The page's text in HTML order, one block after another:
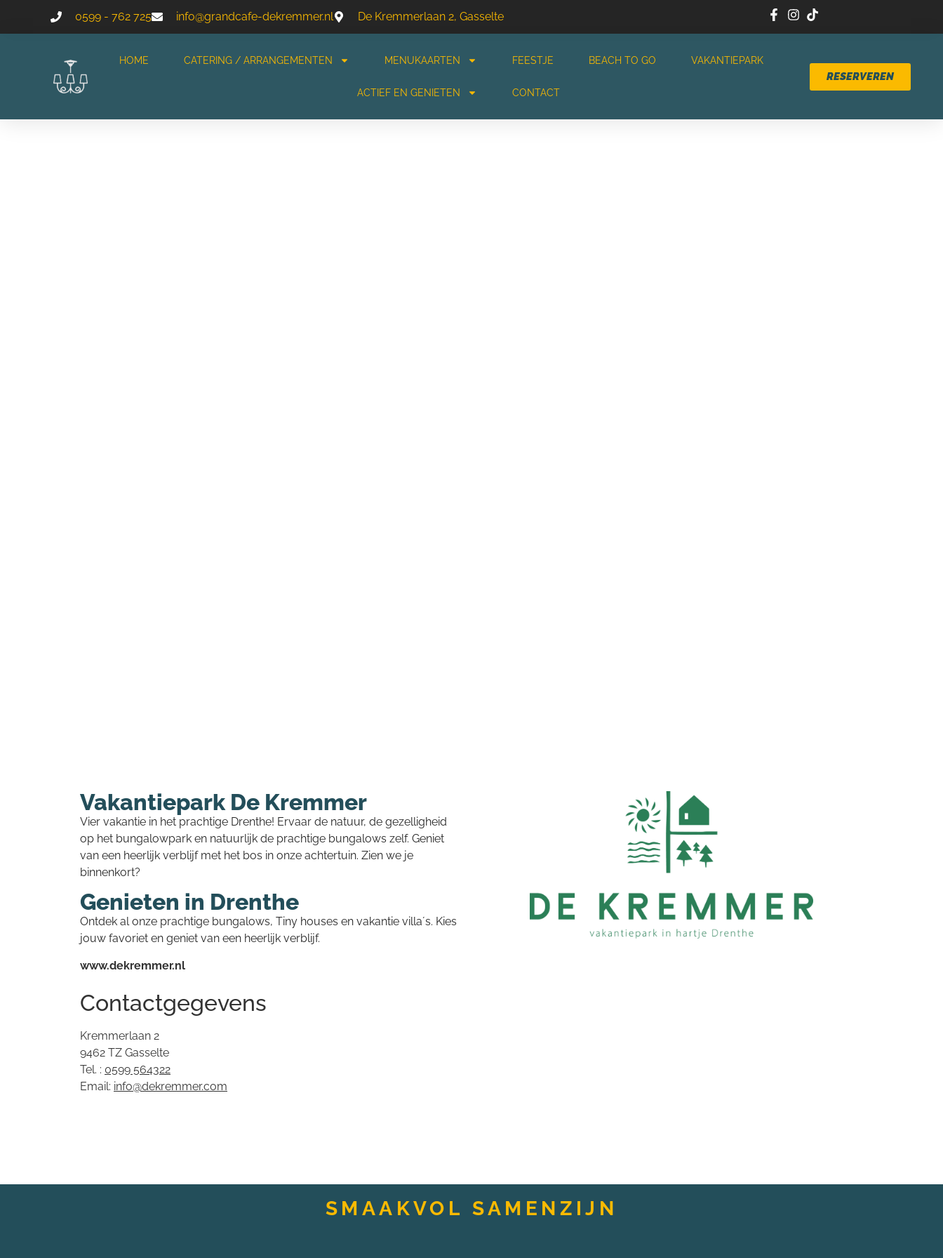
0599 - 762 725 info@grandcafe-dekremmer.nl De Kremmerlaan 2, Gasselte
HOME CATERING / ARRANGEMENTEN MENUKAARTEN FEESTJE BEACH TO GO VAKANTIEPARK
ACTIEF EN GENIETEN CONTACT
RESERVEREN
VAKANTIEPARKDE KREMMER
Vakantiepark De Kremmer
Vier vakantie in het prachtige Drenthe! Ervaar de natuur, de gezelligheid
op het bungalowpark en natuurlijk de prachtige bungalows zelf. Geniet
van een heerlijk verblijf met het bos in onze achtertuin. Zien we je
binnenkort?
Genieten in Drenthe
Ontdek al onze prachtige bungalows, Tiny houses en vakantie villa´s. Kies
jouw favoriet en geniet van een heerlijk verblijf.
www.dekremmer.nl
Contactgegevens
Kremmerlaan 2
9462 TZ Gasselte
Tel. : 0599 564322
Email: info@dekremmer.com
SMAAKVOL SAMENZIJN